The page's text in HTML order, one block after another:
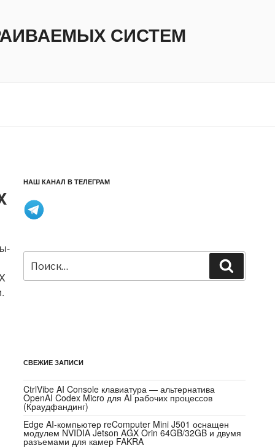
СИСТЕМ
НАШ КАНАЛ В ТЕЛЕГРАМ
Искать:
СВЕЖИЕ ЗАПИСИ
CtrlVibe AI Console клавиатура — альтернатива
OpenAI Codex Micro для AI рабочих процессов
(Краудфандинг)
Edge AI-компьютер reComputer Mini J501 оснащен
модулем NVIDIA Jetson AGX Orin 64GB/32GB и двумя
разъемами для камер FAKRA